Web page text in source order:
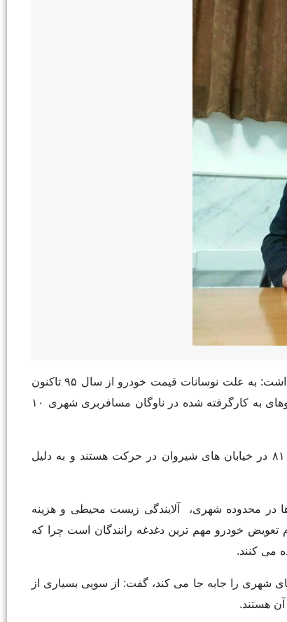
نائب رییس شورای اسلامی شهر شیروان روز پنجشنبه در گفت و گو با خبرنگار ایرنا اظهار داشت: به علت نوسانات قیمت خودرو از سال ۹۵ تاکنون
هیچ گونه نوسازی در ناوگان تاکسیرانی این شهر صورت نگرفته و حال آنکه عمر مفید خودروهای به کارگرفته شده در ناوگان مسافربری شهری ۱۰
حسن اسکندریان افزود: این در حالی است که هم اینک برخی تاکسی ها با مدل تولید سال ۸۱ در خیابان های شیروان در حرکت هستند و به دلیل
در محدوده شهری، آلایندگی زیست محیطی و هزینه
تعویض خودرو مهم ترین دغدغه رانندگان است چرا که
می کنند.
هر خودرو بین ۹۰ تا ۱۲۰ مسافر را در مسیرهای شهری را جابه جا می کند، گفت: از سویی بسیاری از
هستند.